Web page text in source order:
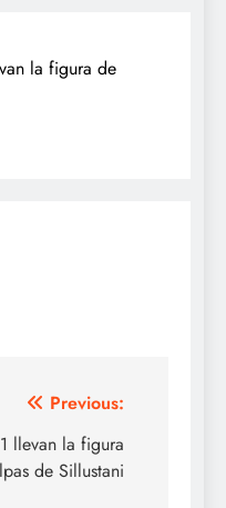
la figura de
Previous:
llevan la figura
de Sillustani